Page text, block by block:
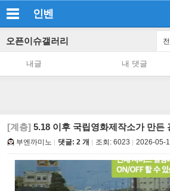
인벤
오픈이슈갤러리
내글 내 댓글
[계층] 5.18 이후 국립영화제작소가 만든
부엔까미노 댓글: 2 개 조회: 6023 2026-05-